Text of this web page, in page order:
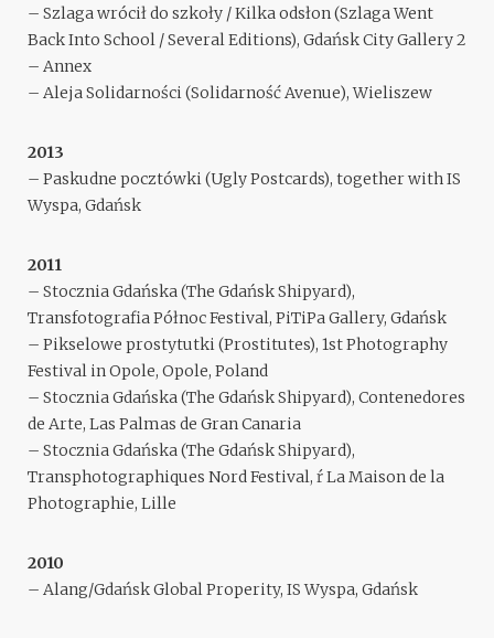
– Szlaga wrócił do szkoły / Kilka odsłon (Szlaga Went
Back Into School / Several Editions), Gdańsk City Gallery 2
– Annex
– Aleja Solidarności (Solidarność Avenue), Wieliszew
2013
– Paskudne pocztówki (Ugly Postcards), together with IS
Wyspa, Gdańsk
2011
– Stocznia Gdańska (The Gdańsk Shipyard),
Transfotografia Północ Festival, PiTiPa Gallery, Gdańsk
– Pikselowe prostytutki (Prostitutes), 1st Photography
Festival in Opole, Opole, Poland
– Stocznia Gdańska (The Gdańsk Shipyard), Contenedores
de Arte, Las Palmas de Gran Canaria
– Stocznia Gdańska (The Gdańsk Shipyard),
Transphotographiques Nord Festival, ŕ La Maison de la
Photographie, Lille
2010
– Alang/Gdańsk Global Properity, IS Wyspa, Gdańsk